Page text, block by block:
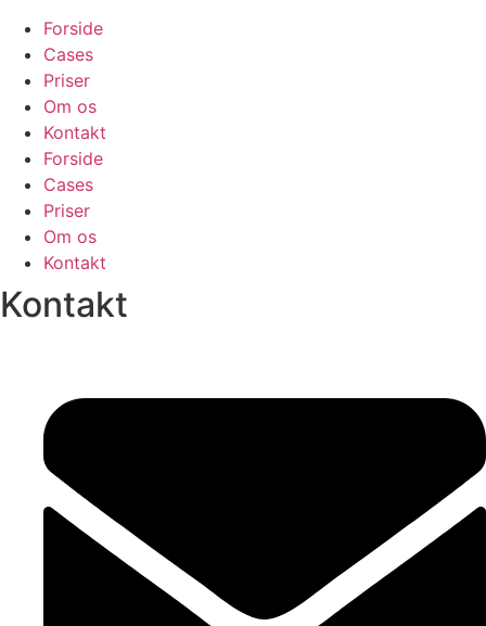
Forside
Cases
Priser
Om os
Kontakt
Forside
Cases
Priser
Om os
Kontakt
Kontakt